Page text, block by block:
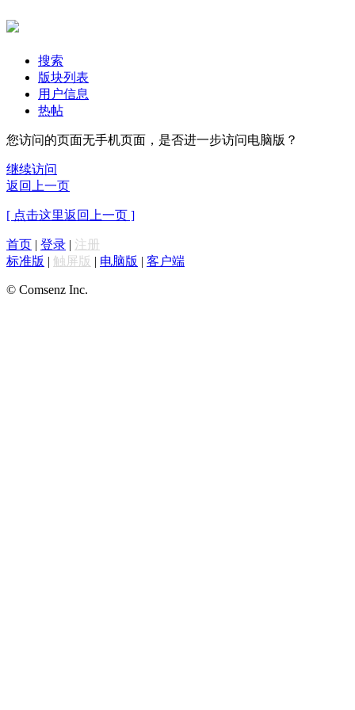
搜索
版块列表
用户信息
热帖
您访问的页面无手机页面，是否进一步访问电脑版？
继续访问
返回上一页
[ 点击这里返回上一页 ]
首页 | 登录 | 注册
标准版 | 触屏版 | 电脑版 | 客户端
© Comsenz Inc.